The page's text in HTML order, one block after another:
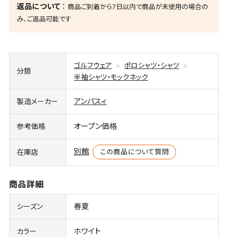
返品について
商品ご到着から7日以内で商品が未使用の場合の
み、ご返品可能です
分類
ゴルフウェア
ポロシャツ・シャツ
半袖シャツ・モックネック
製造メーカー アンパスィ
参考価格 オープン価格
在庫店 別館 この商品について質問
商品詳細
シーズン 春夏
カラー ホワイト